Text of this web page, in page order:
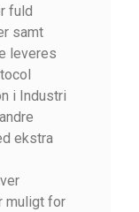
fuld
samt
leveres
i Industri
ekstra
muligt for